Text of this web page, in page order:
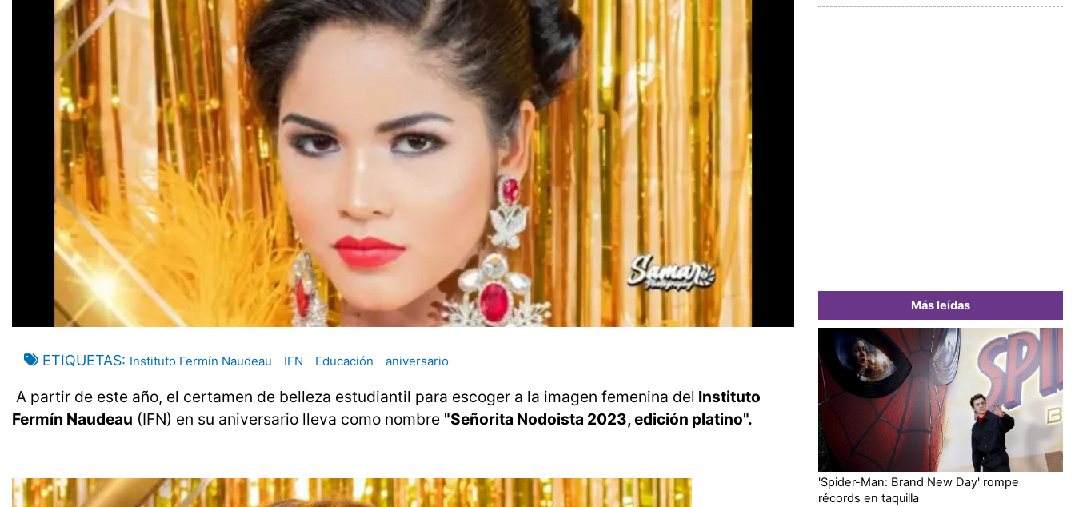
ETIQUETAS Instituto Fermín Naudeau IFN Educación aniversario
A partir de este año, el certamen de belleza estudiantil para escoger a la imagen femenina del Instituto
Fermín Naudeau (IFN) en su aniversario lleva como nombre "Señorita Nodoista 2023, edición platino".
Más leídas
'Spider-Man: Brand New Day' rompe
récords en taquilla